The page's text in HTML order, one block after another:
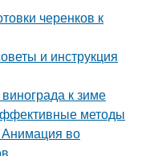
черенков к
и инструкция
к зиме
методы
Анимация во